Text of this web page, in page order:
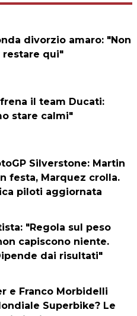
divorzio amaro: "Non
restare qui"
il team Ducati:
stare calmi"
Silverstone: Martin
festa, Marquez crolla.
piloti aggiornata
"Regola sul peso
capiscono niente.
dai risultati"
e Franco Morbidelli
Superbike? Le